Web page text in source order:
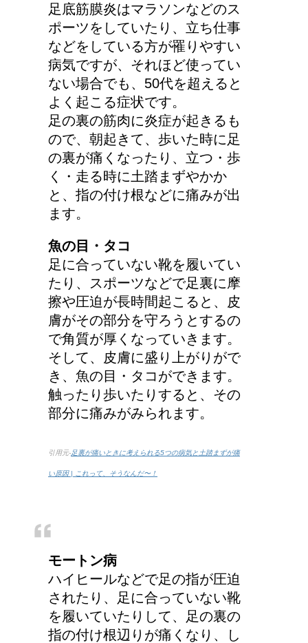
足底筋膜炎はマラソンなどのス
ポーツをしていたり、立ち仕事
などをしている方が罹りやすい
病気ですが、それほど使ってい
ない場合でも、50代を超えると
よく起こる症状です。
足の裏の筋肉に炎症が起きるも
ので、朝起きて、歩いた時に足
の裏が痛くなったり、立つ・歩
く・走る時に土踏まずやかか
と、指の付け根などに痛みが出
ます。
魚の目・タコ
足に合っていない靴を履いてい
たり、スポーツなどで足裏に摩
擦や圧迫が長時間起こると、皮
膚がその部分を守ろうとするの
で角質が厚くなっていきます。
そして、皮膚に盛り上がりがで
き、魚の目・タコができます。
触ったり歩いたりすると、その
部分に痛みがみられます。
引用元-足裏が痛いときに考えられる5つの病気と土踏まずが痛
い原因 | これって、そうなんだ〜！
モートン病
ハイヒールなどで足の指が圧迫
されたり、足に合っていない靴
を履いていたりして、足の裏の
指の付け根辺りが痛くなり、し